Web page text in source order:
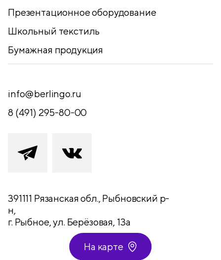
На карте
Презентационное оборудование
Школьный текстиль
Бумажная продукция
info@berlingo.ru
8 (491) 295-80-00
391111 Рязанская обл., Рыбновский р-
н,
г. Рыбное, ул. Берёзовая, 13а